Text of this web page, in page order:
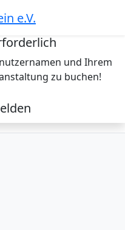
und Ihrem
zu buchen!